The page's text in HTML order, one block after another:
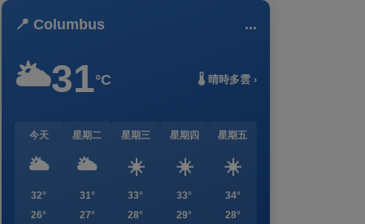
📍 Columbus ...
🌥️31°C 🌡️ 晴時多雲 ›
今天
🌥️
32°
26°
星期二
🌥️
31°
27°
星期三
☀️
33°
28°
星期四
☀️
33°
29°
星期五
☀️
34°
28°